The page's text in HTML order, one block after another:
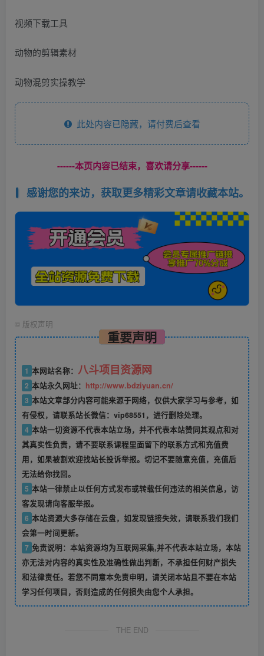
视频下载工具
动物的剪辑素材
动物混剪实操教学
此处内容已隐藏，请付费后查看
------本页内容已结束，喜欢请分享------
感谢您的来访，获取更多精彩文章请收藏本站。
© 版权声明
重要声明
1 本网站名称： 八斗项目资源网
2 本站永久网址： http://www.bdziyuan.cn/
3 本站文章部分内容可能来源于网络，仅供大家学习与参考，如
有侵权，请联系站长微信：vip68551，进行删除处理。
4 本站一切资源不代表本站立场，并不代表本站赞同其观点和对
其真实性负责，请不要联系课程里面留下的联系方式和充值费
用，如果被割欢迎找站长投诉举报。切记不要随意充值，充值后
无法给你找回。
5 本站一律禁止以任何方式发布或转载任何违法的相关信息，访
客发现请向客服举报。
6 本站资源大多存储在云盘，如发现链接失效，请联系我们我们
会第一时间更新。
7 免责说明：本站资源均为互联网采集,并不代表本站立场，本站
亦无法对内容的真实性及准确性做出判断，不承担任何财产损失
和法律责任。若您不同意本免责申明，请关闭本站且不要在本站
学习任何项目，否则造成的任何损失由您个人承担。
THE END